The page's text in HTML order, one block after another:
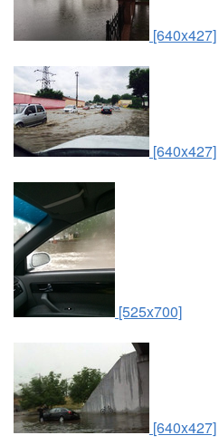
[640x427]
[640x427]
[525x700]
[640x427]